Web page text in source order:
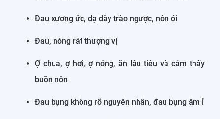
Đau xương ức, dạ dày trào ngược, nôn ói
Đau, nóng rát thượng vị
Ợ chua, ợ hơi, ợ nóng, ăn lâu tiêu và cảm thấy
buồn nôn
Đau bụng không rõ nguyên nhân, đau bụng âm ỉ